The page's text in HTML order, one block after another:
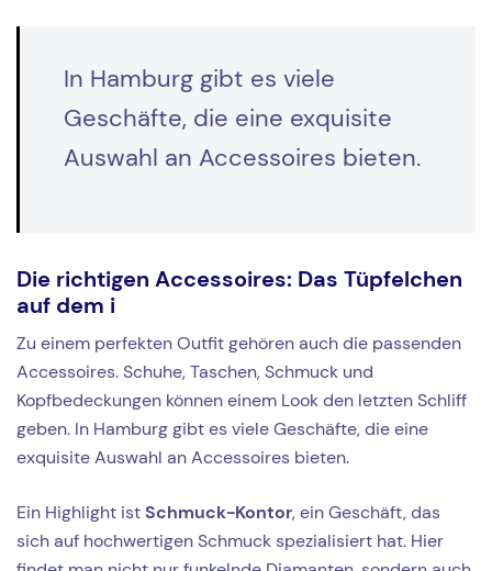
In Hamburg gibt es viele
Geschäfte, die eine exquisite
Auswahl an Accessoires bieten.
Die richtigen Accessoires: Das Tüpfelchen
auf dem i
Zu einem perfekten Outfit gehören auch die passenden
Accessoires. Schuhe, Taschen, Schmuck und
Kopfbedeckungen können einem Look den letzten Schliff
geben. In Hamburg gibt es viele Geschäfte, die eine
exquisite Auswahl an Accessoires bieten.
Ein Highlight istSchmuck-Kontor, ein Geschäft, das
sich auf hochwertigen Schmuck spezialisiert hat. Hier